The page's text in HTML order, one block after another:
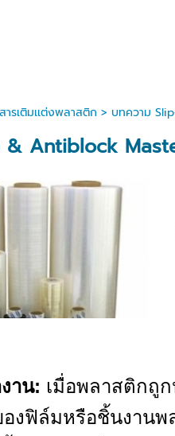
รเติมเเต่งพลาสติก > บทความ
& Antiblock
าน: เมื่อพลาสติกถู
งฟิล์มหรือชิ้นงาน